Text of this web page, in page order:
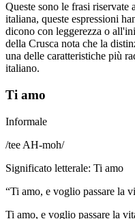
Queste sono le frasi
italiana, queste espressioni
dicono con leggerezza o
della Crusca nota che la
una delle caratteristiche più
italiano.
Ti amo
Informale
/tee AH-moh/
Significato letterale: Ti amo
“Ti amo, e voglio passare la
Ti amo, e voglio passare la